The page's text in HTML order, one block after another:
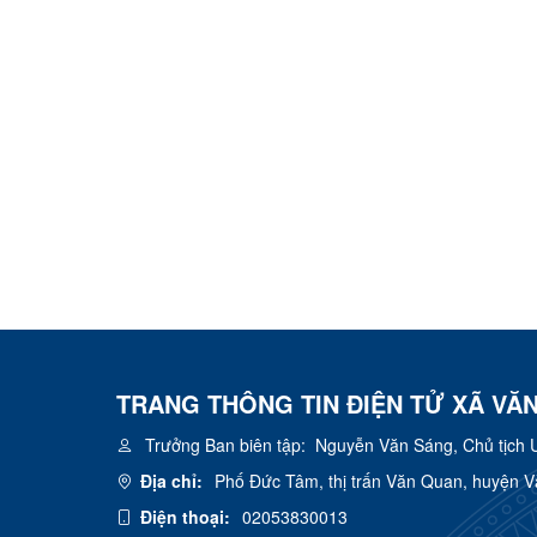
TRANG THÔNG TIN ĐIỆN TỬ XÃ
Trưởng Ban biên tập: Nguyễn Văn Sáng, Chủ tịch
Địa chỉ: Phố Đức Tâm, thị trấn Văn Quan, huyện
Điện thoại: 02053830013